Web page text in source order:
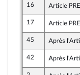
16 Article
17 Article
45 Après
42 Après